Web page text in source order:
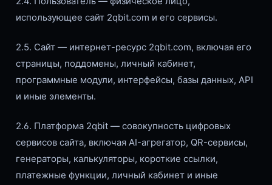
использующее сайт 2qbit.com и его сервисы.
2.5. Сайт — интернет-ресурс 2qbit.com, включая его
страницы, поддомены, личный кабинет,
программные модули, интерфейсы, базы данных, API
и иные элементы.
2.6. Платформа 2qbit — совокупность цифровых
сервисов сайта, включая AI-агрегатор, QR-сервисы,
генераторы, калькуляторы, короткие ссылки,
платежные функции, личный кабинет и иные